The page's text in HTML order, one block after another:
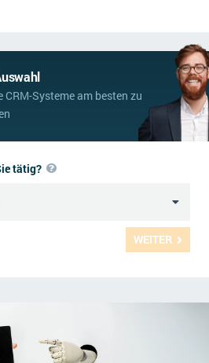
Systeme am besten zu
WEITER
tätig?